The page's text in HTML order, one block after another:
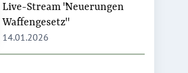
Live-Stream "Neuerungen
Waffengesetz"
14.01.2026